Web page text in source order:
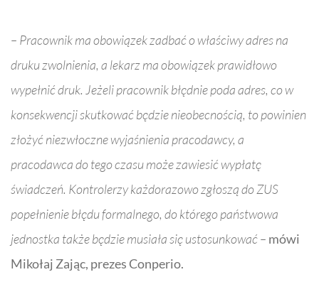
– Pracownik ma obowiązek zadbać o właściwy adres na
druku zwolnienia, a lekarz ma obowiązek prawidłowo
wypełnić druk. Jeżeli pracownik błędnie poda adres, co w
konsekwencji skutkować będzie nieobecnością, to powinien
złożyć niezwłoczne wyjaśnienia pracodawcy, a
pracodawca do tego czasu może zawiesić wypłatę
świadczeń. Kontrolerzy każdorazowo zgłoszą do ZUS
popełnienie błędu formalnego, do którego państwowa
jednostka także będzie musiała się ustosunkować – mówi
Mikołaj Zając, prezesConperio.